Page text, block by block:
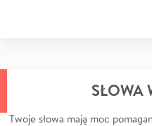
SŁOWA
Twoje słowa mają moc